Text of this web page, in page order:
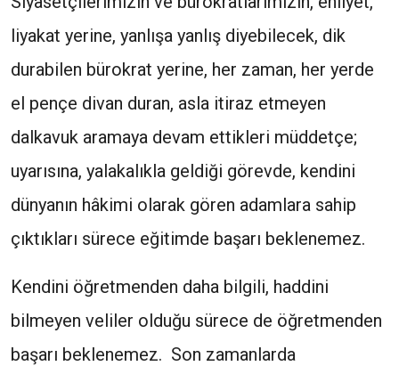
liyakat yerine, yanlışa yanlış diyebilecek, dik
durabilen bürokrat yerine, her zaman, her yerde
el pençe divan duran, asla itiraz etmeyen
dalkavuk aramaya devam ettikleri müddetçe;
uyarısına, yalakalıkla geldiği görevde, kendini
dünyanın hâkimi olarak gören adamlara sahip
çıktıkları sürece eğitimde başarı beklenemez.
Kendini öğretmenden daha bilgili, haddini
bilmeyen veliler olduğu sürece de öğretmenden
başarı beklenemez. Son zamanlarda